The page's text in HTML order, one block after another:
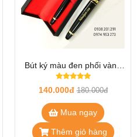
Bút ký màu đen phối vàng
rất đẹp OH.34
140.000đ 180.000đ
Mua ngay
Thêm giỏ hàng